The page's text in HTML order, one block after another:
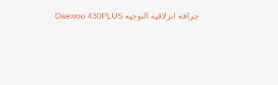
جرافة انزلاقية التوجيه Daewoo 430PLUS